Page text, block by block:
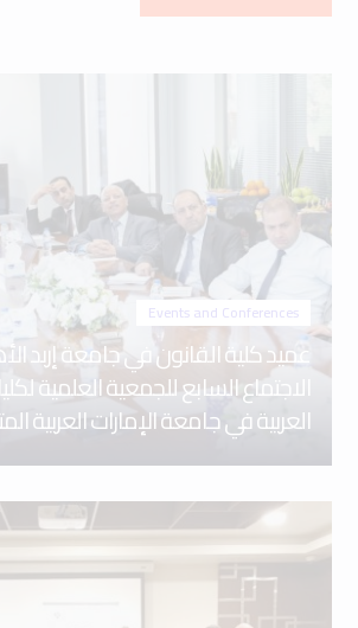
Events and Conferences
عميد كلية القانون في جامعة إربد
الاجتماع السابع للجمعية العلمية
العربية في جامعة الإمارات العربية